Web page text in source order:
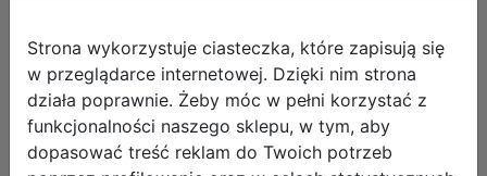
Strona wykorzystuje ciasteczka, które zapisują się
w przeglądarce internetowej. Dzięki nim strona
działa poprawnie. Żeby móc w pełni korzystać z
funkcjonalności naszego sklepu, w tym, aby
dopasować treść reklam do Twoich potrzeb